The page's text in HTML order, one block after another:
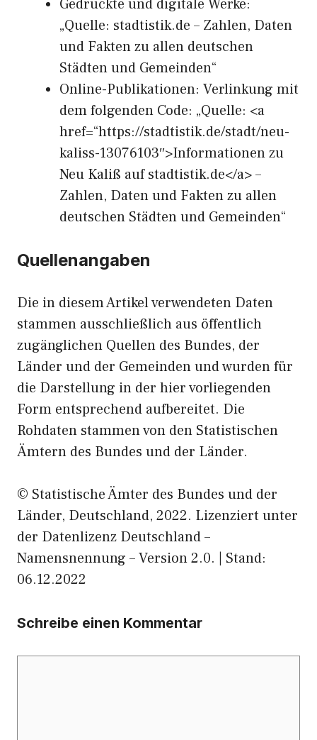
Gedruckte und digitale Werke:
„Quelle: stadtistik.de – Zahlen, Daten
und Fakten zu allen deutschen
Städten und Gemeinden“
Online-Publikationen: Verlinkung mit
dem folgenden Code: „Quelle: <a
href=“https://stadtistik.de/stadt/neu-
kaliss-13076103″>Informationen zu
Neu Kaliß auf stadtistik.de</a> –
Zahlen, Daten und Fakten zu allen
deutschen Städten und Gemeinden“
Quellenangaben
Die in diesem Artikel verwendeten Daten
stammen ausschließlich aus öffentlich
zugänglichen Quellen des Bundes, der
Länder und der Gemeinden und wurden für
die Darstellung in der hier vorliegenden
Form entsprechend aufbereitet. Die
Rohdaten stammen von den Statistischen
Ämtern des Bundes und der Länder.
© Statistische Ämter des Bundes und der
Länder, Deutschland, 2022. Lizenziert unter
der Datenlizenz Deutschland –
Namensnennung – Version 2.0. | Stand:
06.12.2022
Schreibe einen Kommentar